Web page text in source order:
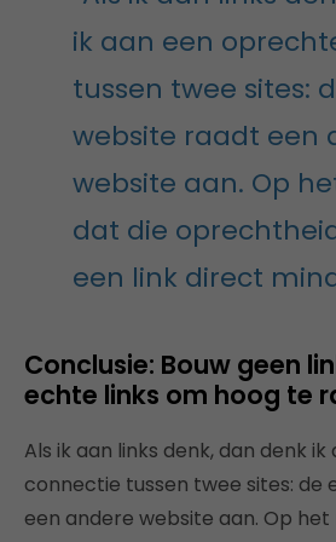
ik aan een
tussen twee sites:
website raadt een
website aan. Op
dat die
een link direct
Conclusie: Bouw geen
echte links om hoog te
Als ik aan links denk, dan denk
connectie tussen twee sites: de
een andere website aan. Op